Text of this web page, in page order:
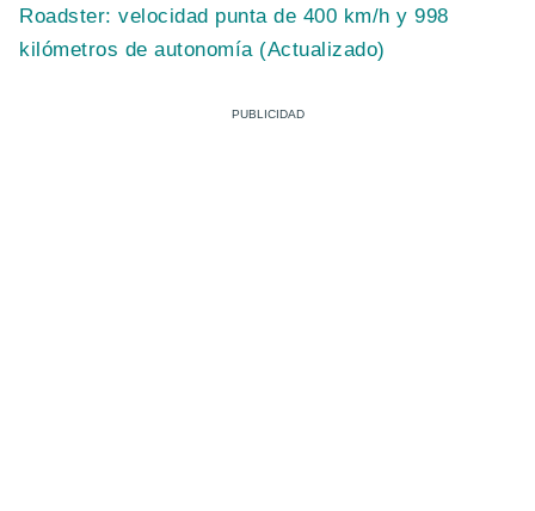
Roadster: velocidad punta de 400 km/h y 998
kilómetros de autonomía (Actualizado)